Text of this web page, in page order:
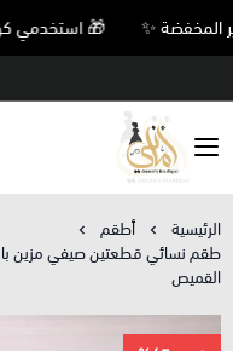
🎁 استخدمي كود VIP10 واحصلي على خصم 10% على جميع المنتجات غير المخفضة ✨
Amani’s Boutique
الرئيسية
أطقم
طقم نسائي قطعتين صيفي مزين
القميص